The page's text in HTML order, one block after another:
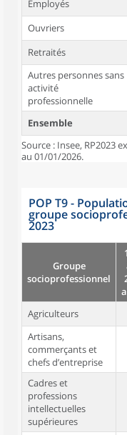
Employés
Ouvriers
Retraités
Autres personnes sans
activité
professionnelle
Ensemble
Source : Insee, RP2023
au 01/01/2026.
POP T9 -
groupe
2023
Groupe
socioprofessionnel
Agriculteurs
Artisans,
commerçants et
chefs d’entreprise
Cadres et
professions
intellectuelles
supérieures